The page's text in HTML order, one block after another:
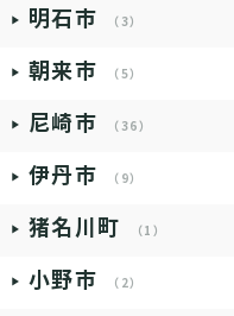
明石市 （3）
朝来市 （5）
尼崎市 （36）
伊丹市 （9）
猪名川町 （1）
小野市 （2）